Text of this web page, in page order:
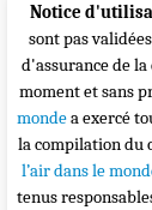
Notice
sont pas
d'assurance de
moment et sans
mondea exercé
la compilation du
l’air dans le
tenus